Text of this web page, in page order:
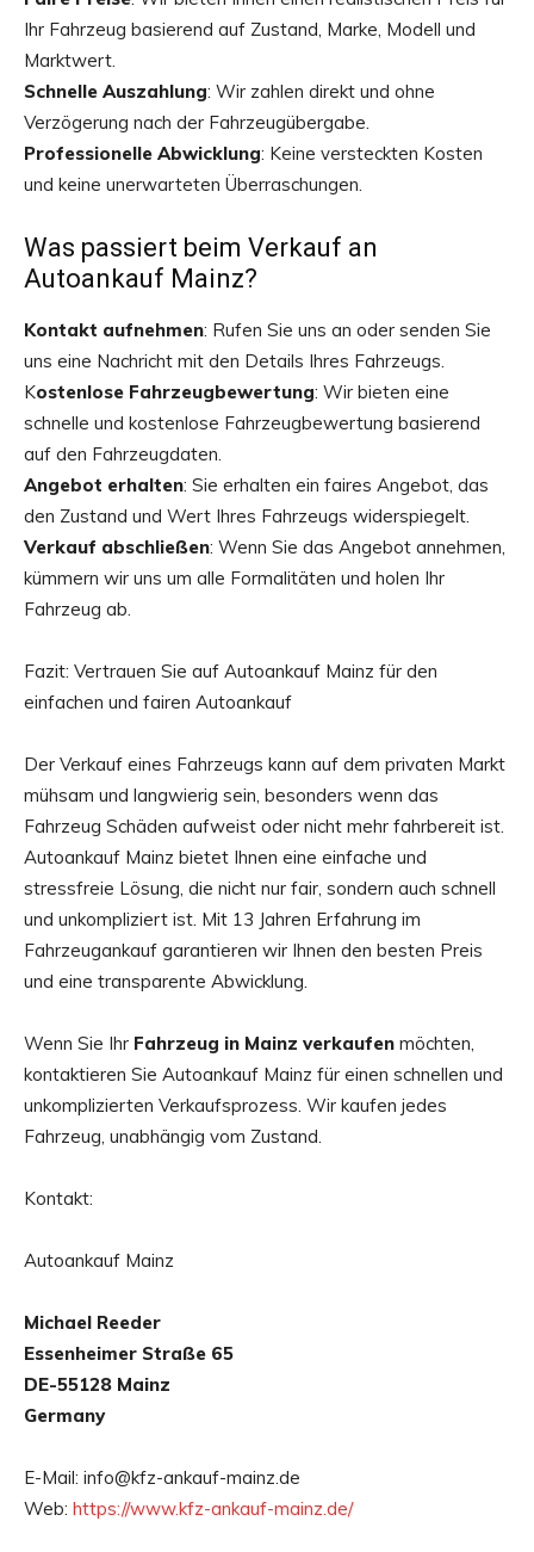
Ihr Fahrzeug basierend auf Zustand, Marke, Modell und
Marktwert.
Schnelle Auszahlung: Wir zahlen direkt und ohne
Verzögerung nach der Fahrzeugübergabe.
Professionelle Abwicklung: Keine versteckten Kosten
und keine unerwarteten Überraschungen.
Was passiert beim Verkauf an
Autoankauf Mainz?
Kontakt aufnehmen: Rufen Sie uns an oder senden Sie
uns eine Nachricht mit den Details Ihres Fahrzeugs.
Kostenlose Fahrzeugbewertung: Wir bieten eine
schnelle und kostenlose Fahrzeugbewertung basierend
auf den Fahrzeugdaten.
Angebot erhalten: Sie erhalten ein faires Angebot, das
den Zustand und Wert Ihres Fahrzeugs widerspiegelt.
Verkauf abschließen: Wenn Sie das Angebot annehmen,
kümmern wir uns um alle Formalitäten und holen Ihr
Fahrzeug ab.
Fazit: Vertrauen Sie auf Autoankauf Mainz für den
einfachen und fairen Autoankauf
Der Verkauf eines Fahrzeugs kann auf dem privaten Markt
mühsam und langwierig sein, besonders wenn das
Fahrzeug Schäden aufweist oder nicht mehr fahrbereit ist.
Autoankauf Mainz bietet Ihnen eine einfache und
stressfreie Lösung, die nicht nur fair, sondern auch schnell
und unkompliziert ist. Mit 13 Jahren Erfahrung im
Fahrzeugankauf garantieren wir Ihnen den besten Preis
und eine transparente Abwicklung.
Wenn Sie Ihr Fahrzeug in Mainz verkaufen möchten,
kontaktieren Sie Autoankauf Mainz für einen schnellen und
unkomplizierten Verkaufsprozess. Wir kaufen jedes
Fahrzeug, unabhängig vom Zustand.
Kontakt:
Autoankauf Mainz
Michael Reeder
Essenheimer Straße 65
DE-55128 Mainz
Germany
E-Mail: info@kfz-ankauf-mainz.de
Web: https://www.kfz-ankauf-mainz.de/